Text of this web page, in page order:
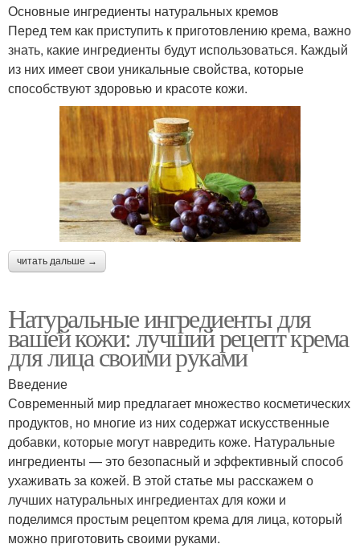
Основные ингредиенты натуральных кремов
Перед тем как приступить к приготовлению крема, важно
знать, какие ингредиенты будут использоваться. Каждый
из них имеет свои уникальные свойства, которые
способствуют здоровью и красоте кожи.
читать дальше →
Натуральные ингредиенты для
вашей кожи: лучший рецепт крема
для лица своими руками
Введение
Современный мир предлагает множество косметических
продуктов, но многие из них содержат искусственные
добавки, которые могут навредить коже. Натуральные
ингредиенты — это безопасный и эффективный способ
ухаживать за кожей. В этой статье мы расскажем о
лучших натуральных ингредиентах для кожи и
поделимся простым рецептом крема для лица, который
можно приготовить своими руками.